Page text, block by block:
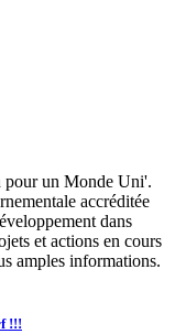
pour un Monde Uni'.
accréditée
dans
et actions en cours
amples informations.
!!!